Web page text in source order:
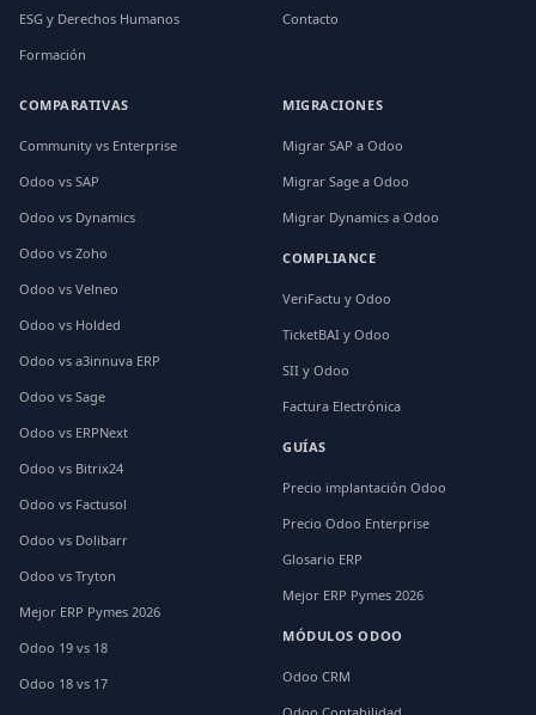
ESG y Derechos Humanos
Formación
Contacto
COMPARATIVAS
Community vs Enterprise
Odoo vs SAP
Odoo vs Dynamics
Odoo vs Zoho
Odoo vs Velneo
Odoo vs Holded
Odoo vs a3innuva ERP
Odoo vs Sage
Odoo vs ERPNext
Odoo vs Bitrix24
Odoo vs Factusol
Odoo vs Dolibarr
Odoo vs Tryton
Mejor ERP Pymes 2026
Odoo 19 vs 18
Odoo 18 vs 17
MIGRACIONES
Migrar SAP a Odoo
Migrar Sage a Odoo
Migrar Dynamics a Odoo
COMPLIANCE
VeriFactu y Odoo
TicketBAI y Odoo
SII y Odoo
Factura Electrónica
GUÍAS
Precio implantación Odoo
Precio Odoo Enterprise
Glosario ERP
Mejor ERP Pymes 2026
MÓDULOS ODOO
Odoo CRM